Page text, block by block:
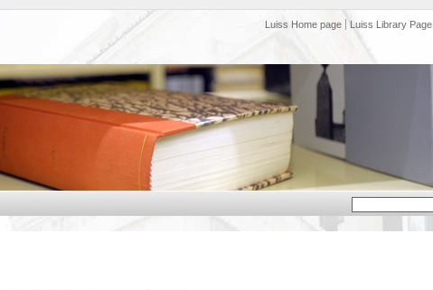
Luiss Home page Luiss Library Page